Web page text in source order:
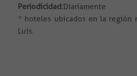
Periodicidad: Diariamente
* hoteles ubicados en la región
Luís.